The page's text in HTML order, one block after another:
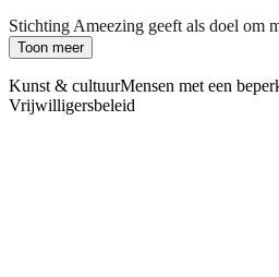
Stichting Ameezing geeft als doel om
Toon meer
Kunst & cultuurMensen met een
Vrijwilligersbeleid